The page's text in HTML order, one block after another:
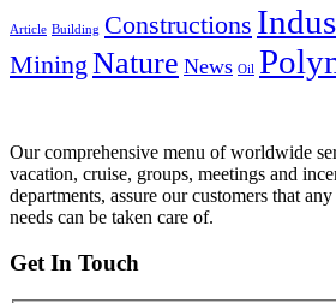
Article Building Constructions
Mining Nature News Oil
Our comprehensive menu of worldwide
vacation, cruise, groups, meetings and
departments, assure our customers that
needs can be taken care of.
Get In Touch